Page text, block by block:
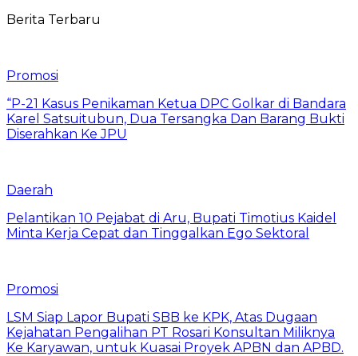
Berita Terbaru
Promosi
“P-21 Kasus Penikaman Ketua DPC Golkar di Bandara
Karel Satsuitubun, Dua Tersangka Dan Barang Bukti
Diserahkan Ke JPU
Daerah
Pelantikan 10 Pejabat di Aru, Bupati Timotius Kaidel
Minta Kerja Cepat dan Tinggalkan Ego Sektoral
Promosi
LSM Siap Lapor Bupati SBB ke KPK, Atas Dugaan
Kejahatan Pengalihan PT Rosari Konsultan Miliknya
Ke Karyawan, untuk Kuasai Proyek APBN dan APBD.